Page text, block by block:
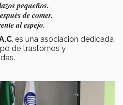
pequeños.
de comer.
al espejo.
. es una asociación dedicada
de trastornos y